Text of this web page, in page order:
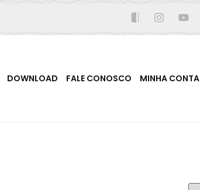
DOWNLOAD FALE CONOSCO MINHA CONTA